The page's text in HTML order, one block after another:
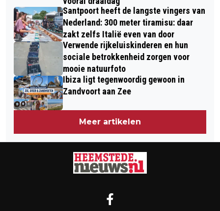
Santpoort heeft de langste vingers van
Nederland: 300 meter tiramisu: daar
zakt zelfs Italië even van door
Verwende rijkeluiskinderen en hun
sociale betrokkenheid zorgen voor
mooie natuurfoto
Ibiza ligt tegenwoordig gewoon in
Zandvoort aan Zee
Meer artikelen